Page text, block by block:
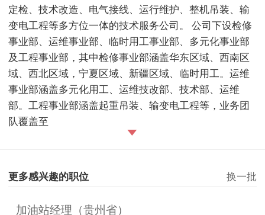
定检、技术改造、电气接线、运行维护、整机吊装、输
变电工程等多方位一体的技术服务公司。 公司下设检修
事业部、运维事业部、临时用工事业部、多元化事业部
及工程事业部，其中检修事业部涵盖华东区域、西南区
域、西北区域，宁夏区域、新疆区域、临时用工。运维
事业部涵盖多元化用工、运维技改部、技术部、运维
部。工程事业部涵盖起重吊装、输变电工程等，业务团
队覆盖至
更多感兴趣的职位 换一批
加油站经理（贵州省）